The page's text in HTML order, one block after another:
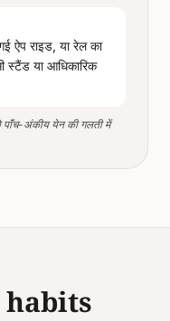
ऐप राइड, या रेल का
स्टैंड या आधिकारिक
पाँच-अंकीय येन की गलती में